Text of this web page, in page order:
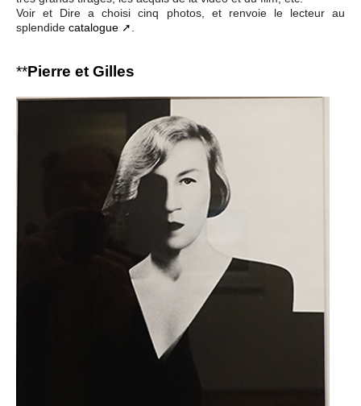
Voir et Dire a choisi cinq photos, et renvoie le lecteur au
splendide catalogue
**Pierre et Gilles